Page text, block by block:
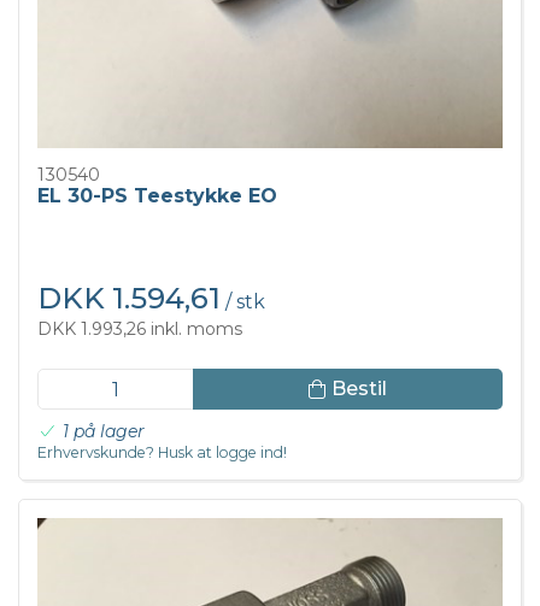
130540
EL 30-PS Teestykke EO
DKK 1.594,61 / stk
DKK 1.993,26 inkl. moms
Bestil
1 på lager
Erhvervskunde? Husk at logge ind!